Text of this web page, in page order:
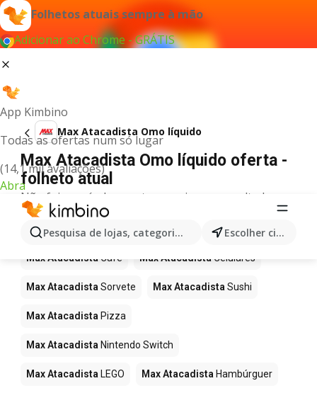
Folhetos atuais sempre à mão
Adicionar ao Chrome - GRÁTIS
App Kimbino
Todas as ofertas num só lugar
(14,1 mil avaliações)
Abra
Pesquisa de lojas, categorias,produtos... Escolher cidade
Max Atacadista Omo líquido
Max Atacadista Omo líquido oferta -
folheto atual
Não foi possível encontrar quaisquer resultados
para este termo.
Mais produtos em Max Atacadista
Max Atacadista Café Max Atacadista Celulares
Max Atacadista Sorvete Max Atacadista Sushi
Max Atacadista Pizza
Max Atacadista Nintendo Switch
Max Atacadista LEGO Max Atacadista Hambúrguer